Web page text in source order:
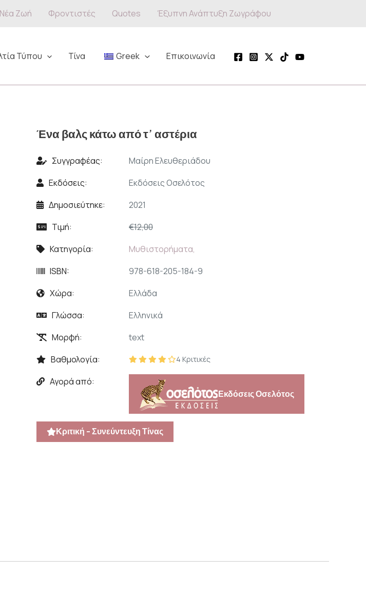
Ζωή Φροντιστές Quotes Έξυπνη Ανάπτυξη Ζωγράφου
Τύπου Τίνα Greek Επικοινωνία
Ένα βαλς κάτω από τ’ αστέρια
Συγγραφέας:
Μαίρη Ελευθεριάδου
Εκδόσεις:
Εκδόσεις Οσελότος
Δημοσιεύτηκε:
2021
Τιμή:
€12,00
Κατηγορία:
Μυθιστορήματα,
ISBN:
978-618-205-184-9
Χώρα:
Ελλάδα
Γλώσσα:
Ελληνικά
Μορφή:
text
Βαθμολογία:
4 Κριτικές
Αγορά από:
Εκδόσεις Οσελότος
Κριτική - Συνεύντευξη Τίνας